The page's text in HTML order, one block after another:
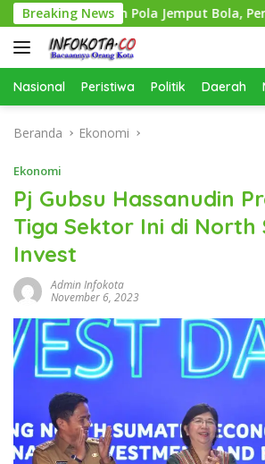
Langsung
ke
konten
Breaking News
Terapkan Pola Jemput Bola, Percepat
Nasional Peristiwa Politik Daerah
Beranda Ekonomi
Ekonomi
Pj Gubsu Hassanudin
Tiga Sektor Ini di North
Invest
Admin Infokota
November 6, 2023